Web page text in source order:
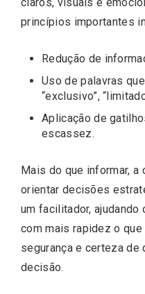
princípios importantes
Redução de
Uso de palavras
“exclusivo”,
Aplicação de
escassez.
Mais do que informar, a
orientar decisões
um facilitador,
com mais rapidez o
segurança e certeza de
decisão.